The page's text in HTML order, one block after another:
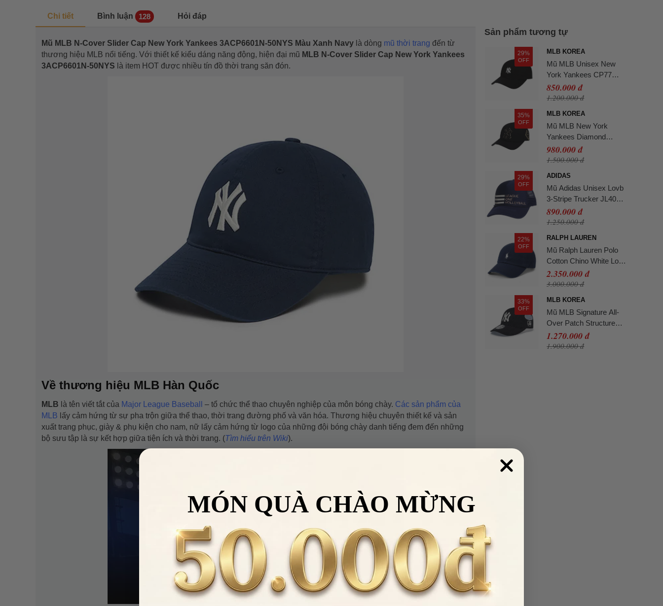
Chi tiết Bình luận 128 Hỏi đáp
Mũ MLB N-Cover Slider Cap New York Yankees 3ACP6601N-50NYS Màu Xanh Navy là dòng mũ thời trang đến từ
thương hiệu MLB nổi tiếng. Với thiết kế kiểu dáng năng động, hiện đại mũ MLB N-Cover Slider Cap New York Yankees
3ACP6601N-50NYS là item HOT được nhiều tín đồ thời trang săn đón.
Về thương hiệu MLB Hàn Quốc
MLB là tên viết tắt của Major League Baseball – tổ chức thể thao chuyên nghiệp của môn bóng chày. Các sản phẩm của
MLB lấy cảm hứng từ sự pha trộn giữa thể thao, thời trang đường phố và văn hóa. Thương hiệu chuyên thiết kế và sản
xuất trang phục, giày & phụ kiện cho nam, nữ lấy cảm hứng từ logo của những đội bóng chày danh tiếng đem đến những
bộ sưu tập là sự kết hợp giữa tiện ích và thời trang. (Tìm hiểu trên Wiki).
Sản phẩm tương tự
29%
OFF
MLB KOREA
Mũ MLB Unisex New
York Yankees CP77
Màu Đen -
3ACP7701NK0010
850.000 đ
1.200.000 đ
35%
OFF
MLB KOREA
Mũ MLB New York
Yankees Diamond
Adjustable Hat In Black
980.000 đ
1.500.000 đ
29%
OFF
ADIDAS
Mũ Adidas Unisex Lovb
3-Stripe Trucker JL4037
Màu Xanh Navy
890.000 đ
1.250.000 đ
22%
OFF
RALPH LAUREN
Mũ Ralph Lauren Polo
Cotton Chino White Logo
Indigo 658171-IDG Màu
Xanh Đậm
2.350.000 đ
3.000.000 đ
33%
OFF
MLB KOREA
Mũ MLB Signature All-
Over Patch Structure
Ball Cap New York
Yankees 3ACPB316N-
1.270.000 đ
1.900.000 đ
MÓN QUÀ CHÀO MỪNG